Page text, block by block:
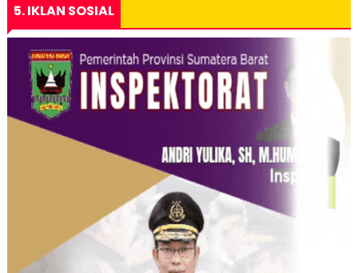
5. IKLAN SOSIAL